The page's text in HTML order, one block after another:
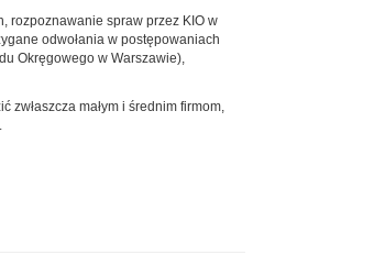
rozpoznawanie spraw przez KIO w
odwołania w postępowaniach
Okręgowego w Warszawie),
zwłaszcza małym i średnim firmom,